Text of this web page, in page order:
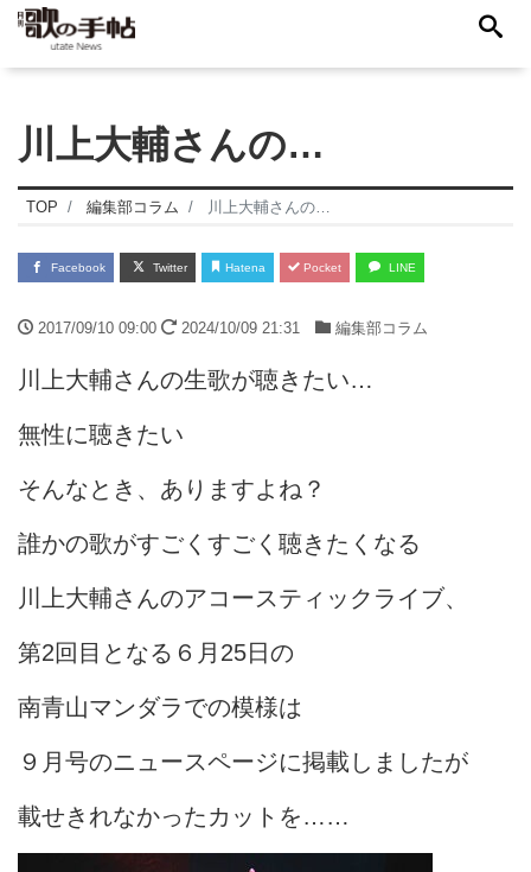
川上大輔さんの…
TOP 編集部コラム 川上大輔さんの…
Facebook Twitter Hatena Pocket LINE
2017/09/10 09:00 2024/10/09 21:31 編集部コラム
川上大輔さんの生歌が聴きたい…
無性に聴きたい
そんなとき、ありますよね？
誰かの歌がすごくすごく聴きたくなる
川上大輔さんのアコースティックライブ、
第2回目となる６月25日の
南青山マンダラでの模様は
９月号のニュースページに掲載しましたが
載せきれなかったカットを……